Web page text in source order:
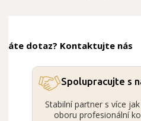
Máte dotaz? Kontaktujte nás
Spolupracujte s
Stabilní partner s více
oboru profesionální